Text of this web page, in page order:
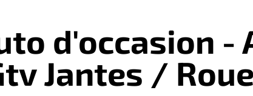
d'occasion -
Jantes /